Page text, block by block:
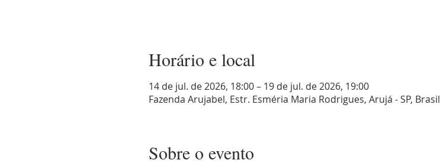
Horário e local
14 de jul. de 2026, 18:00 – 19 de jul. de 2026, 19:00
Fazenda Arujabel, Estr. Esméria Maria Rodrigues, Arujá - SP, Brasil
Sobre o evento